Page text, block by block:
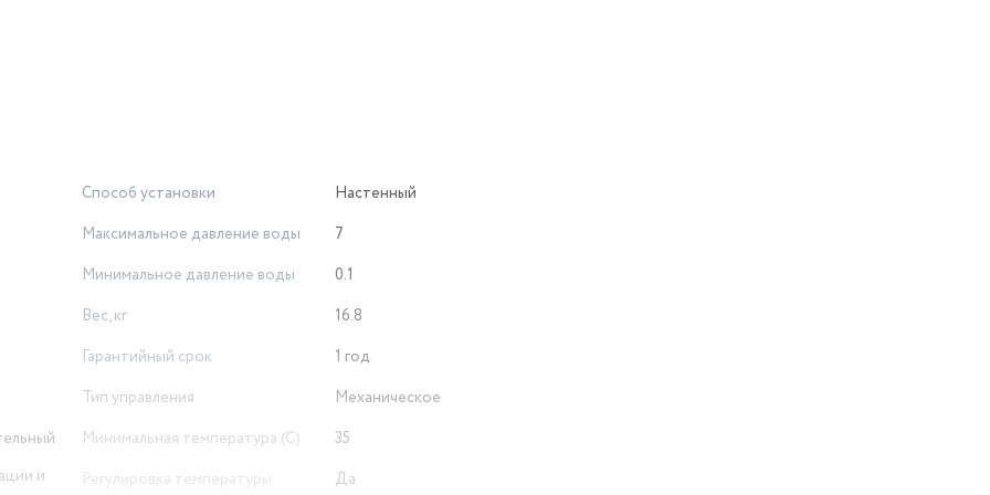
ее визуального контроля;
точкам одновременно;
током;
и
Способ установки
Настенный
Максимальное давление воды
7
Минимальное давление воды
0.1
Вес, кг
16.8
Гарантийный срок
1 год
Тип управления
Механическое
Минимальная температура (С)
35
Регулировка температуры
Да